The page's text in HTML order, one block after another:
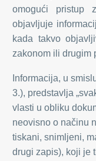
omogući pristup
objavljuje
kada takvo
zakonom ili drugim
Informacija, u
3.), predstavlja
vlasti u obliku
neovisno o načinu
tiskani, snimljeni,
drugi zapis), koji je